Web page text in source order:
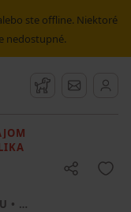
ste offline. Niektoré
nedostupné.
Strážny pes
Správy
• 3 LOŽNICE BEZ REALITKY